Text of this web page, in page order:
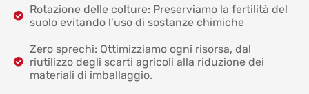
Rotazione delle colture: Preserviamo la fertilità del
suolo evitando l’uso di sostanze chimiche
Zero sprechi: Ottimizziamo ogni risorsa, dal
riutilizzo degli scarti agricoli alla riduzione dei
materiali di imballaggio.